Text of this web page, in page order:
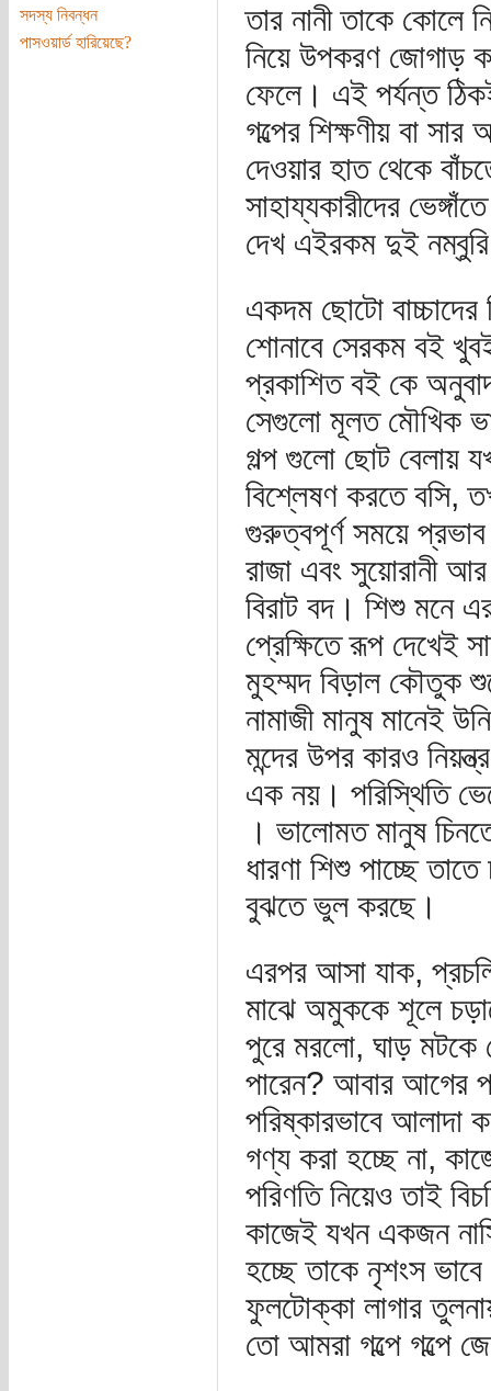
সদস্য নিবন্ধন
পাসওয়ার্ড হারিয়েছে?
তার নানী তাকে কোলে
নিয়ে উপকরণ জোগাড়
ফেলে। এই পর্যন্ত
গল্পের শিক্ষণীয় বা
দেওয়ার হাত থেকে
সাহায্যকারীদের
দেখ এইরকম দুই
একদম ছোটো
শোনাবে সেরকম বই
প্রকাশিত বই কে
সেগুলো মূলত মৌখিক
গল্প গুলো ছোট বেলায়
বিশ্লেষণ করতে বসি,
গুরুত্বপূর্ণ সময়ে
রাজা এবং সুয়োরানী
বিরাট বদ। শিশু মনে
প্রেক্ষিতে রূপ দেখেই
মুহম্মদ বিড়াল কৌতুক
নামাজী মানুষ মানেই
মন্দের উপর কারও
এক নয়। পরিস্থিতি
। ভালোমত মানুষ
ধারণা শিশু পাচ্ছে
বুঝতে ভুল করছে।
এরপর আসা যাক,
মাঝে অমুককে শূলে
পুরে মরলো, ঘাড় মটকে
পারেন? আবার আগের
পরিষ্কারভাবে আলাদা
গণ্য করা হচ্ছে না,
পরিণতি নিয়েও তাই
কাজেই যখন একজন
হচ্ছে তাকে নৃশংস
ফুলটোক্কা লাগার
তো আমরা গল্পে গল্পে